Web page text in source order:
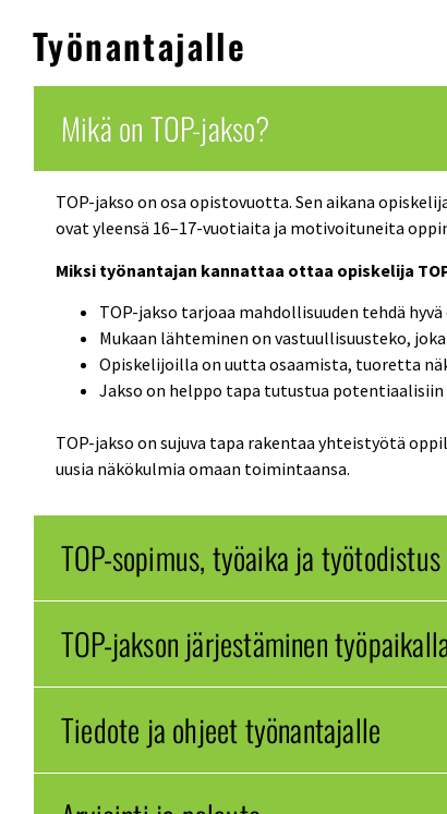
Työnantajalle
Mikä on TOP-jakso?
TOP-jakso on osa opistovuotta. Sen aikana
ovat yleensä 16–17-vuotiaita ja motivoituneita
Miksi työnantajan kannattaa ottaa opiskelija
TOP-jakso tarjoaa mahdollisuuden tehdä
Mukaan lähteminen on vastuullisuusteko,
Opiskelijoilla on uutta osaamista, tuoretta
Jakso on helppo tapa tutustua
TOP-jakso on sujuva tapa rakentaa yhteistyötä
uusia näkökulmia omaan toimintaansa.
TOP-sopimus, työaika ja työtodistus
TOP-jakson järjestäminen
Tiedote ja ohjeet työnantajalle